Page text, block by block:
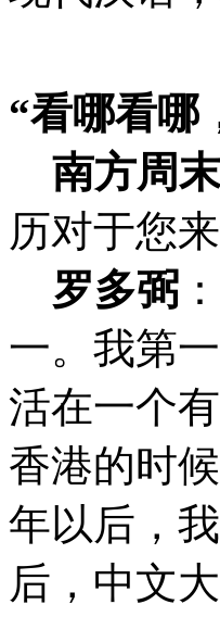
“看哪看哪
南方周末
历对于您
罗多弼
一。我第
活在一个
香港的时
年以后，
后，中文